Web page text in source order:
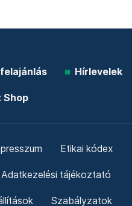
felajánlás Hírlevelek
Shop
Etikai kódex
Adatkezelési tájékoztató
Szabályzatok